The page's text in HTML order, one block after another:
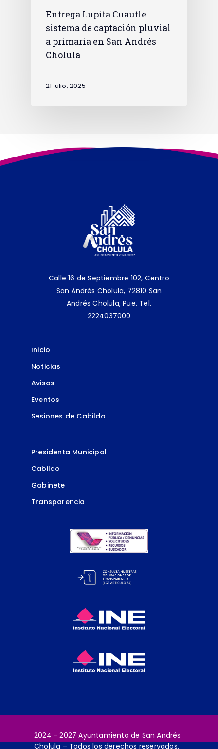
Entrega Lupita Cuautle
sistema de captación pluvial
a primaria en San Andrés
Cholula
21 julio, 2025
Calle 16 de Septiembre 102, Centro
San Andrés Cholula, 72810 San
Andrés Cholula, Pue. Tel.
2224037000
Inicio
Noticias
Avisos
Eventos
Sesiones de Cabildo
Presidenta Municipal
Cabildo
Gabinete
Transparencia
2024 - 2027 Ayuntamiento de San Andrés
Cholula – Todos los derechos reservados.